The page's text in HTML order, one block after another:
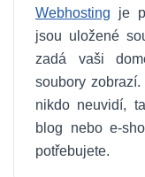
Webhosting je
jsou uložené
zadá vaši
soubory
nikdo neuvidí,
blog nebo e-
potřebujete.